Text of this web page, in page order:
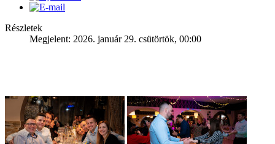
Részletek
Megjelent: 2026. január 29. csütörtök, 00:00